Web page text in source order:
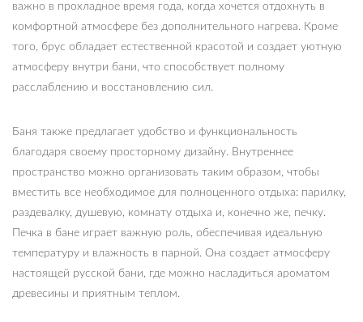
важно в прохладное время года, когда хочется отдохнуть в
комфортной атмосфере без дополнительного нагрева. Кроме
того, брус обладает естественной красотой и создает уютную
атмосферу внутри бани, что способствует полному
расслаблению и восстановлению сил.
Баня также предлагает удобство и функциональность
благодаря своему просторному дизайну. Внутреннее
пространство можно организовать таким образом, чтобы
вместить все необходимое для полноценного отдыха: парилку,
раздевалку, душевую, комнату отдыха и, конечно же, печку.
Печка в бане играет важную роль, обеспечивая идеальную
температуру и влажность в парной. Она создает атмосферу
настоящей русской бани, где можно насладиться ароматом
древесины и приятным теплом.